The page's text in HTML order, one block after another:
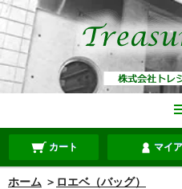
カート マイ
ホーム ＞ ロエベ（バッグ）